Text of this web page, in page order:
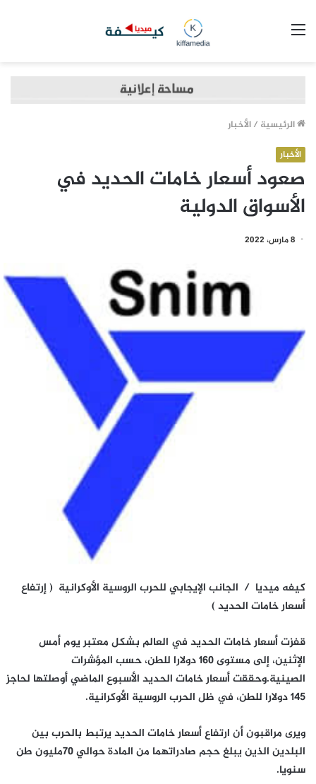
الرئيسية /الأخبار
الأخبار
صعود أسعار خامات الحديد في
الأسواق الدولية
8 مارس، 2022
كيفه ميديا / الجانب الإيجابي للحرب الروسية الأوكرانية ( إرتفاع
أسعار خامات الحديد )
قفزت أسعار خامات الحديد في العالم بشكل معتبر يوم أمس
الإثنين، إلى مستوى 160 دولارا للطن، حسب المؤشرات
الصينية.وحققت أسعار خامات الحديد الأسبوع الماضي أوصلتها لحاجز
145 دولارا للطن، في ظل الحرب الروسية الأوكرانية.
ويرى مراقبون أن ارتفاع أسعار خامات الحديد يرتبط بالحرب بين
البلدين الذين يبلغ حجم صادراتهما من المادة حوالي 70مليون طن
سنويا.